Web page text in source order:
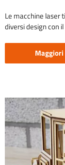
Le macchine laser
diversi design con